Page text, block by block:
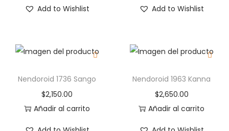
Add to Wishlist Add to Wishlist
Nendoroid 1736 Sango
$2,150.00
Añadir al carrito
Nendoroid 1963 Kanna
$2,650.00
Añadir al carrito